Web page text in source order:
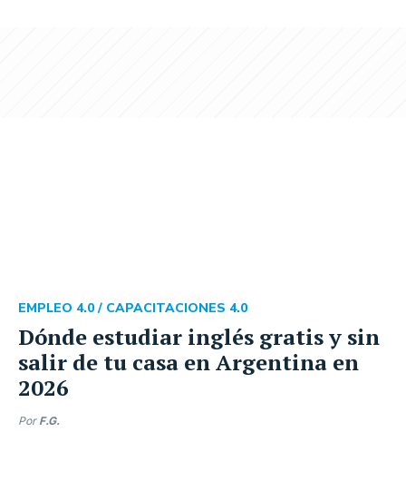
Dónde estudiar inglés gratis y sin
salir de tu casa en Argentina en
2026
EMPLEO 4.0 / CAPACITACIONES 4.0
Por F.G.